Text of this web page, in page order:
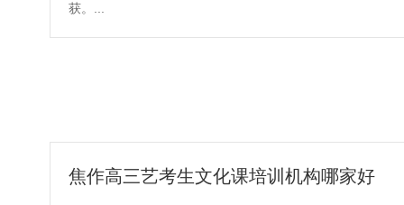
获。...
焦作高三艺考生文化课培训机构哪家好